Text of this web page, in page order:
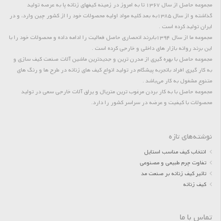
مجموعه حاصل از سال 1367 تا به امروز در زمینه کیفهای زنانه پا به عرصه تولید
گذاشته و از سال 1385به بعد کلیه مواد اولیه محصولات خود را از کشور چین وارد، و در
ایران تولید کرده است .
مجموعه ما از سال 1394بابرند انحصاری حاصل فعالیت را ادامه داده و محصولات خود را با
این برند روانه بازار های داخلی و خارجی کرده است .
مجموعه حاصل با بهره گیری از مدرن ترین و جدیدترین ماشین آلات صنعت کیف سازی و
به کار گیری افراد باتجربه پیشگام در تولید انواع کیف های زنانه در طرح ها و رنگ های
متنوع مشغول به کار می‌باشد .
مجموعه حاصل با به کار بردن مرغوب ترین متریال و یراق آلات خارجی سعی در تولید
محصولات با کیفیت و عرضه در سراسر کشور را دارد.
نوشته‌های تازه
انتخاب کیف مناسب استایل
تفاوت چرم طبیعی و مصنوعی
تاثیر کیف زنانه بر صنعت مد
کیف زنانه
تماس با ما